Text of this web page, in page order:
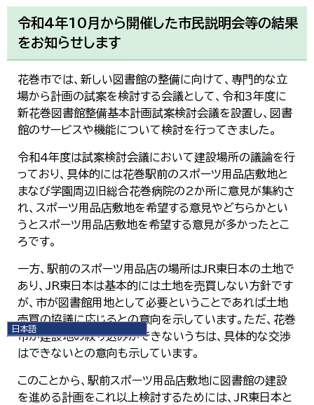
日本語
日本語
English
简体中文
繁體中文
令和4年10月から開催した市民説明会等の結果
をお知らせします
花巻市では、新しい図書館の整備に向けて、専門的な立
場から計画の試案を検討する会議として、令和3年度に
新花巻図書館整備基本計画試案検討会議を設置し、図書
館のサービスや機能について検討を行ってきました。
令和4年度は試案検討会議において建設場所の議論を行
っており、具体的には花巻駅前のスポーツ用品店敷地と
まなび学園周辺旧総合花巻病院の2か所に意見が集約さ
れ、スポーツ用品店敷地を希望する意見やどちらかとい
うとスポーツ用品店敷地を希望する意見が多かったとこ
ろです。
一方、駅前のスポーツ用品店の場所はJR東日本の土地で
あり、JR東日本は基本的には土地を売買しない方針です
が、市が図書館用地として必要ということであれば土地
売買の協議に応じるとの意向を示しています。ただ、花巻
市が建設地の絞り込みができないうちは、具体的な交渉
はできないとの意向も示しています。
このことから、駅前スポーツ用品店敷地に図書館の建設
を進める計画をこれ以上検討するためには、JR東日本と